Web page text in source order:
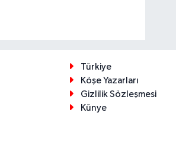
Türkiye
Köşe Yazarları
Gizlilik Sözleşmesi
Künye